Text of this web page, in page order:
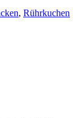
, Rührkuchen